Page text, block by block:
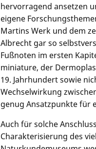
hervorragend ansetzen
eigene
Martins Werk und dem
Albrecht gar so
Fußnoten im ersten
miniature, der
19. Jahrhundert sowie
Wechselwirkung
genug Ansatzpunkte für
Auch für solche
Charakterisierung des